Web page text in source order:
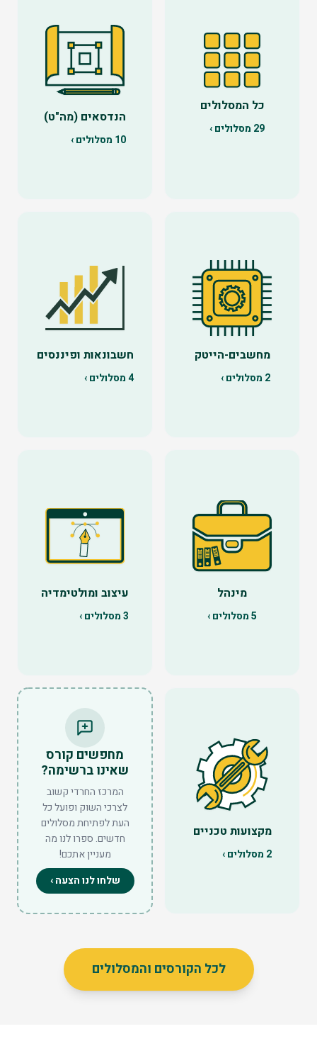
כל המסלולים
29 מסלולים ›
הנדסאים (מה"ט)
10 מסלולים ›
מחשבים-הייטק
2 מסלולים ›
חשבונאות ופיננסים
4מסלולים ›
מינהל
5מסלולים ›
עיצוב ומולטימדיה
3מסלולים ›
מקצועות טכניים
2 מסלולים ›
מחפשים קורס
שאינו ברשימה?
המרכז החרדי קשוב
לצרכי השוק ופועל כל
העת לפתיחת מסלולים
חדשים. ספרו לנו מה
מעניין אתכם!
שלחו לנו הצעה ›
לכל הקורסים והמסלולים